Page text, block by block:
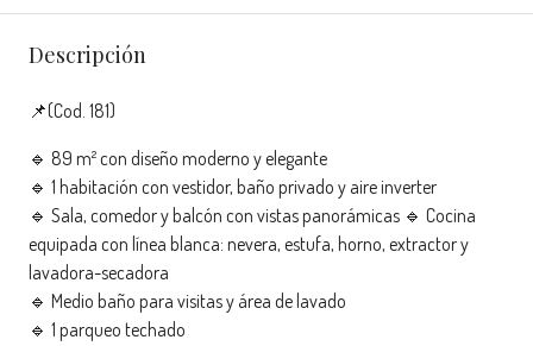
Descripción
📌(Cod. 181)
🔹 89 m² con diseño moderno y elegante
🔹 1 habitación con vestidor, baño privado y aire inverter
🔹 Sala, comedor y balcón con vistas panorámicas 🔹 Cocina
equipada con línea blanca: nevera, estufa, horno, extractor y
lavadora-secadora
🔹 Medio baño para visitas y área de lavado
🔹 1 parqueo techado